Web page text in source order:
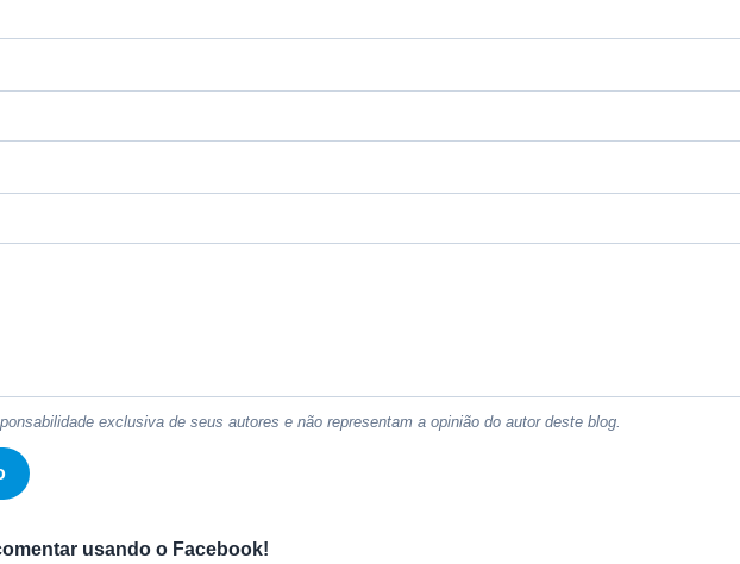
exclusiva de seus autores e não representam a opinião do autor deste blog.
usando o Facebook!